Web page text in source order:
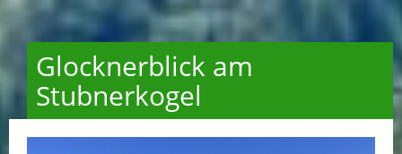
Glocknerblick am
Stubnerkogel